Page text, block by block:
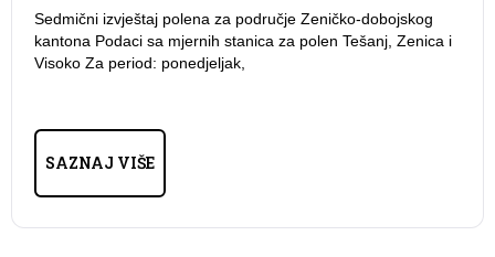
Sedmični izvještaj polena za područje Zeničko-dobojskog
kantona Podaci sa mjernih stanica za polen Tešanj, Zenica i
Visoko Za period: ponedjeljak,
SAZNAJ VIŠE